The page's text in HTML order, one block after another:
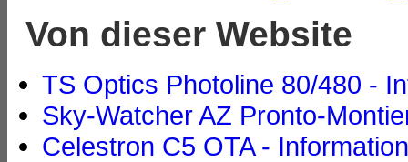
Von dieser Website
TS Optics Photoline 80/480 -
Sky-Watcher AZ Pronto-
Celestron C5 OTA -